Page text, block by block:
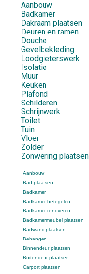
Aanbouw
Badkamer
Dakraam plaatsen
Deuren en ramen
Douche
Gevelbekleding
Loodgieterswerk
Isolatie
Muur
Keuken
Plafond
Schilderen
Schrijnwerk
Toilet
Tuin
Vloer
Zolder
Zonwering plaatsen
Aanbouw
Bad plaatsen
Badkamer
Badkamer betegelen
Badkamer renoveren
Badkamermeubel plaatsen
Badwand plaatsen
Behangen
Binnendeur plaatsen
Buitendeur plaatsen
Carport plaatsen